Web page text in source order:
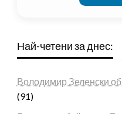
Най-четени за днес:
Володимир Зеленски
(91)